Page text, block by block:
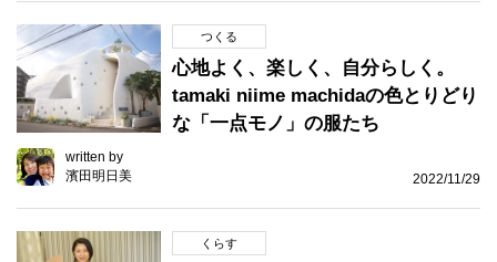
つくる
心地よく、楽しく、自分らしく。
tamaki niime machidaの色とりどり
な「一点モノ」の服たち
written by
濱田明日美
2022/11/29
くらす